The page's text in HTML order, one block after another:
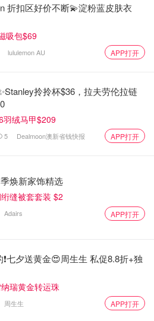
折扣区好价不断💫淀粉蓝皮肤衣
吸包$69
lululemon AU APP打开
拎拎杯$36，拉夫劳伦拉链
羽绒马甲$209
5 Dealmoon澳新省钱快报 APP打开
焕新家饰精选
缝被套套装 $2
Adairs APP打开
七夕送黄金😍周生生 私促8.8折+独
瑞黄金转运珠
周生生 APP打开